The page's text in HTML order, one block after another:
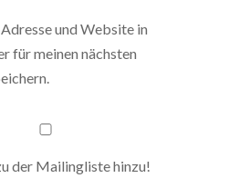
und Website in
für meinen nächsten
der Mailingliste hinzu!